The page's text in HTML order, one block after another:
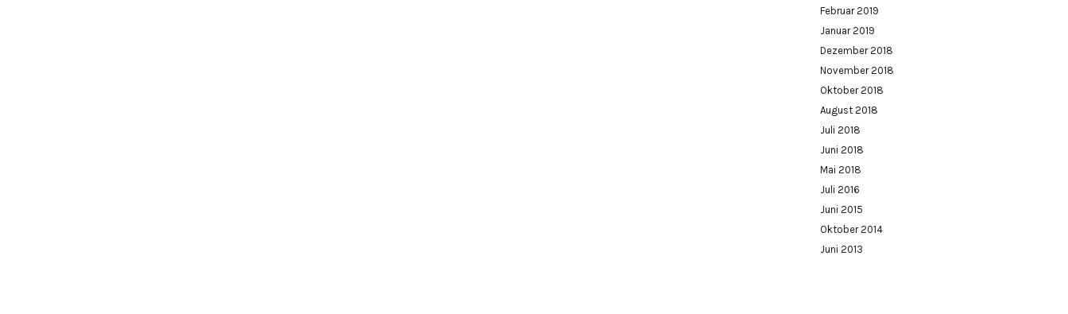
Februar 2019
Januar 2019
Dezember 2018
November 2018
Oktober 2018
August 2018
Juli 2018
Juni 2018
Mai 2018
Juli 2016
Juni 2015
Oktober 2014
Juni 2013